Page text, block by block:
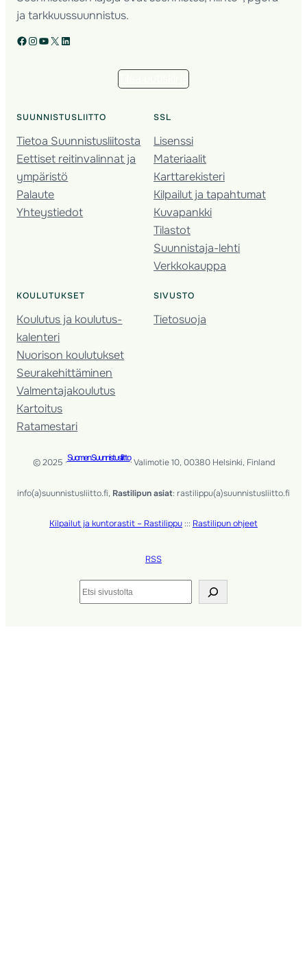
ja tarkkuussuunnistus.
Facebook Instagram YouTube X LinkedIn
SUUNNISTUSLIITTO
Tietoa Suunnistusliitosta
Eettiset reitinvalinnat ja
ympäristö
Palaute
Yhteystiedot
SSL
Lisenssi
Materiaalit
Karttarekisteri
Kilpailut ja tapahtumat
Kuvapankki
Tilastot
Suunnistaja-lehti
Verkkokauppa
KOULUTUKSET
Koulutus ja koulutus­
kalenteri
Nuorison koulutukset
Seura­kehittäminen
Valmentaja­koulutus
Kartoitus
Ratamestari
SIVUSTO
Tietosuoja
© 2025 ·Suomen Suunnistusliitto· Valimotie 10, 00380 Helsinki, Finland
info(a)suunnistusliitto.fi, Rastilipun asiat: rastilippu(a)suunnistusliitto.fi
Kilpailut ja kuntorastit – Rastilippu ::: Rastilipun ohjeet
RSS
Etsi